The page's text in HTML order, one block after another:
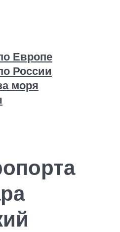
Европе
России
моря